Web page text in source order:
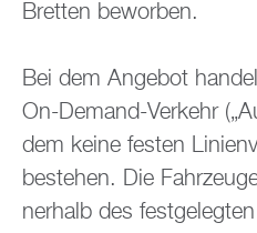
Brett­en be­wor­ben.
Bei dem An­ge­bot
On-De­mand-Ver­kehr
dem keine fes­ten
be­stehen. Die
ner­halb des